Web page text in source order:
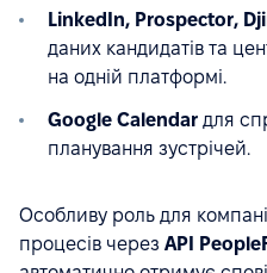
LinkedIn, Prospector,
даних кандидатів та
на одній платформі.
Google Calendar для
планування зустрічей.
Особливу роль для компанії
процесів через API